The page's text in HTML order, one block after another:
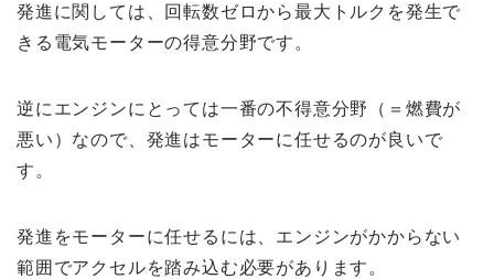
発進に関しては、回転数ゼロから最大トルクを発生で
きる電気モーターの得意分野です。
逆にエンジンにとっては一番の不得意分野（＝燃費が
悪い）なので、発進はモーターに任せるのが良いで
す。
発進をモーターに任せるには、エンジンがかからない
範囲でアクセルを踏み込む必要があります。